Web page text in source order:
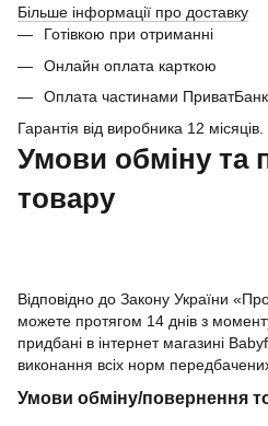
Більше інформації про доставку
Готівкою при отриманні
Онлайн оплата карткою
Оплата частинами
Гарантія від виробника 12 місяців.
Умови обміну та
товару
Відповідно до Закону України
можете протягом 14 днів з
придбані в інтернет магазині
виконання всіх норм
Умови обміну/повернення